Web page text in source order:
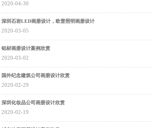
2020-04-30
深圳石岩LED画册设计，欧普照明画册设计
2020-03-05
铝材画册设计案例欣赏
2020-03-02
国外纪念建筑公司画册设计欣赏
2020-02-29
深圳化妆品公司画册设计欣赏
2020-02-19